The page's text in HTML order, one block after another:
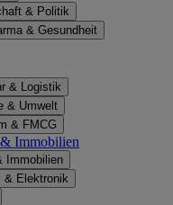
& Politik
& Gesundheit
& Logistik
& Umwelt
& FMCG
Immobilien
Immobilien
& Elektronik